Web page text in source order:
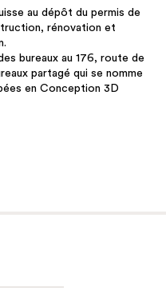
au dépôt du permis de
rénovation et
bureaux au 176, route de
partagé qui se nomme
en Conception 3D